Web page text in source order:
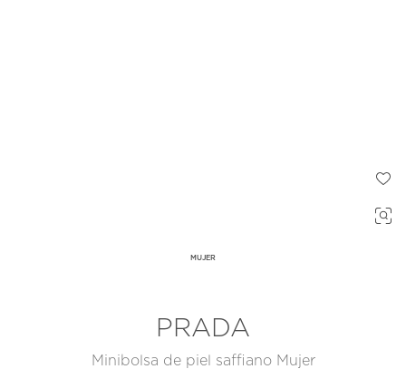
MUJER
PRADA
Minibolsa de piel saffiano Mujer